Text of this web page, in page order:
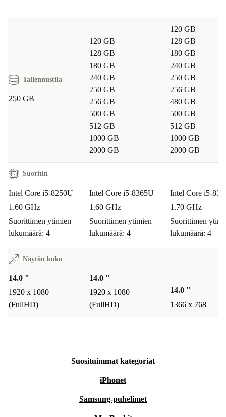
Tallennustila
250 GB
120 GB
128 GB
180 GB
240 GB
250 GB
256 GB
500 GB
512 GB
1000 GB
2000 GB
120 GB
128 GB
180 GB
240 GB
250 GB
256 GB
480 GB
500 GB
512 GB
1000 GB
2000 GB
Suoritin
Intel Core i5-8250U
1.60 GHz
Suorittimen ytimien
lukumäärä: 4
Intel Core i5-8365U
1.60 GHz
Suorittimen ytimien
lukumäärä: 4
Intel Core i5-
1.70 GHz
Suorittimen
lukumäärä: 4
Näytön koko
14.0 "
1920 x 1080
(FullHD)
14.0 "
1920 x 1080
(FullHD)
14.0 "
1366 x 768
Suosituimmat kategoriat
iPhonet
Samsung-puhelimet